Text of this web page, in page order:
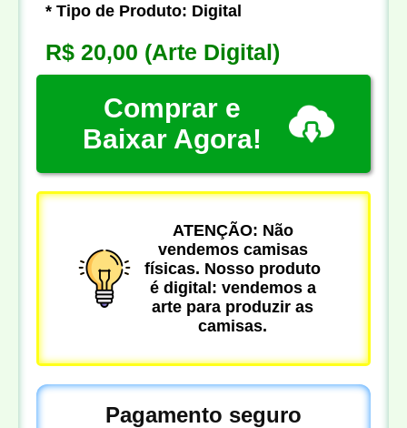
* Tipo de Produto: Digital
R$ 20,00 (Arte Digital)
Comprar e
Baixar Agora!
ATENÇÃO: Não
vendemos camisas
físicas. Nosso produto
é digital: vendemos a
arte para produzir as
camisas.
Pagamento seguro